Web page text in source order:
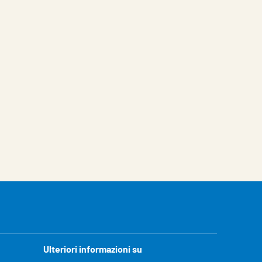
Ulteriori informazioni su